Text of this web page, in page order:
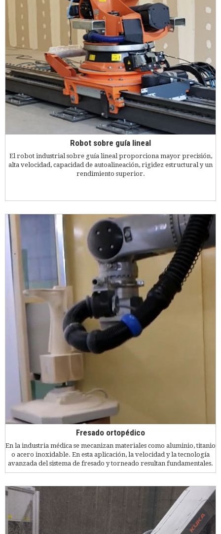
Robot sobre guía lineal
El robot industrial sobre guía lineal proporciona mayor precisión,
alta velocidad, capacidad de autoalineación, rigidez estructural y un
rendimiento superior.
Fresado ortopédico
En la industria médica se mecanizan materiales como aluminio, titanio
o acero inoxidable. En esta aplicación, la velocidad y la tecnología
avanzada del sistema de fresado y torneado resultan fundamentales.